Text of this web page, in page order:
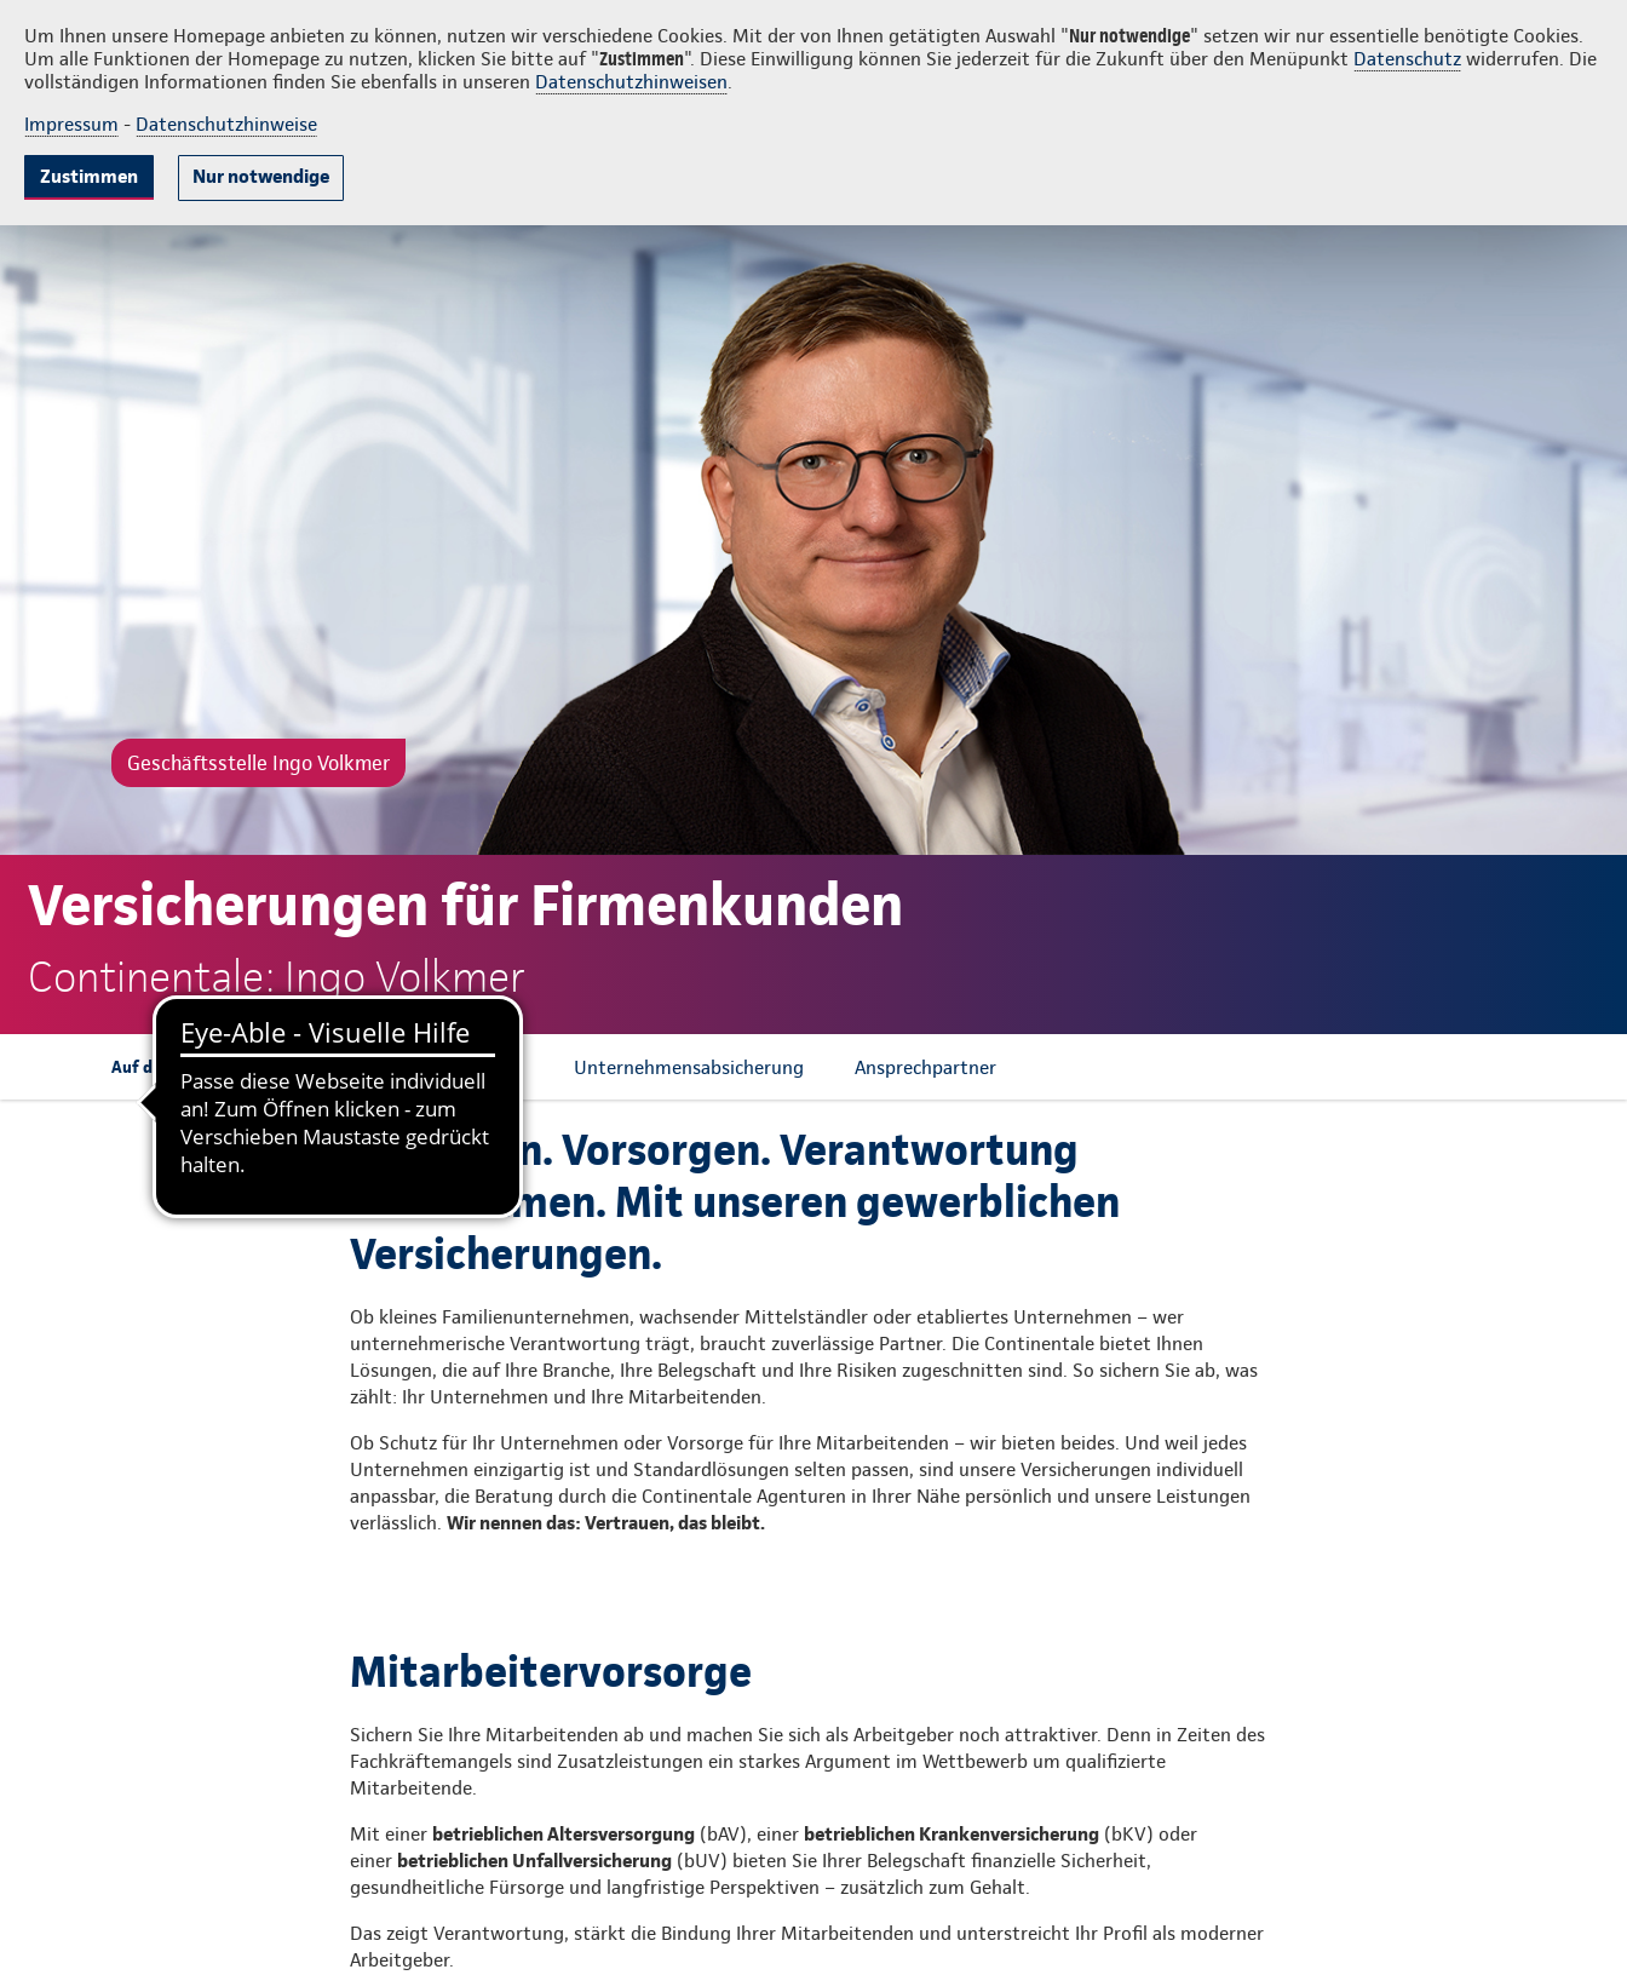
Um Ihnen unsere Homepage anbieten zu können, nutzen wir verschiedene Cookies. Mit der von Ihnen getätigten Auswahl "Nur notwendige" setzen wir nur essentielle benötigte Cookies.
Um alle Funktionen der Homepage zu nutzen, klicken Sie bitte auf "Zustimmen". Diese Einwilligung können Sie jederzeit für die Zukunft über den Menüpunkt Datenschutz widerrufen. Die
vollständigen Informationen finden Sie ebenfalls in unseren Datenschutzhinweisen.
Impressum - Datenschutzhinweise
Zustimmen Nur notwendige
Ingo Volkmer Privatkunden Firmenkunden Login Kontakt 0841 83336
MitarbeitervorsorgeUnternehmensabsicherung
Geschäftsstelle Ingo Volkmer
Geschäftsstelle Ingo Volkmer
Versicherungen für Firmenkunden
Continentale: Ingo Volkmer
Auf dieser Seite: Unternehmensabsicherung Ansprechpartner
Absichern. Vorsorgen. Verantwortung
übernehmen. Mit unseren gewerblichen
Versicherungen.
Ob kleines Familienunternehmen, wachsender Mittelständler oder etabliertes Unternehmen – wer
unternehmerische Verantwortung trägt, braucht zuverlässige Partner. Die Continentale bietet Ihnen
Lösungen, die auf Ihre Branche, Ihre Belegschaft und Ihre Risiken zugeschnitten sind. So sichern Sie ab, was
zählt: Ihr Unternehmen und Ihre Mitarbeitenden.
Ob Schutz für Ihr Unternehmen oder Vorsorge für Ihre Mitarbeitenden – wir bieten beides. Und weil jedes
Unternehmen einzigartig ist und Standardlösungen selten passen, sind unsere Versicherungen individuell
anpassbar, die Beratung durch die Continentale Agenturen in Ihrer Nähe persönlich und unsere Leistungen
verlässlich. Wir nennen das: Vertrauen, das bleibt.
Mitarbeitervorsorge
Sichern Sie Ihre Mitarbeitenden ab und machen Sie sich als Arbeitgeber noch attraktiver. Denn in Zeiten des
Fachkräftemangels sind Zusatzleistungen ein starkes Argument im Wettbewerb um qualifizierte
Mitarbeitende.
Mit einer betrieblichen Altersversorgung(bAV), einer betrieblichen Krankenversicherung(bKV) oder
einer betrieblichen Unfallversicherung(bUV) bieten Sie Ihrer Belegschaft finanzielle Sicherheit,
gesundheitliche Fürsorge und langfristige Perspektiven – zusätzlich zum Gehalt.
Das zeigt Verantwortung, stärkt die Bindung Ihrer Mitarbeitenden und unterstreicht Ihr Profil als moderner
Arbeitgeber.